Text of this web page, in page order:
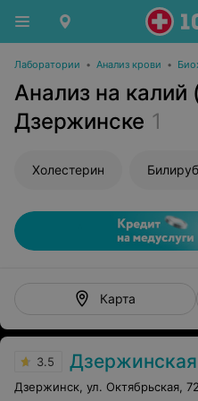
Лаборатории • Анализ крови •
Анализ на калий
Дзержинске 1
Холестерин
Карта
3.5 Дзержинская
Дзержинск, ул. Октябрьская, 72